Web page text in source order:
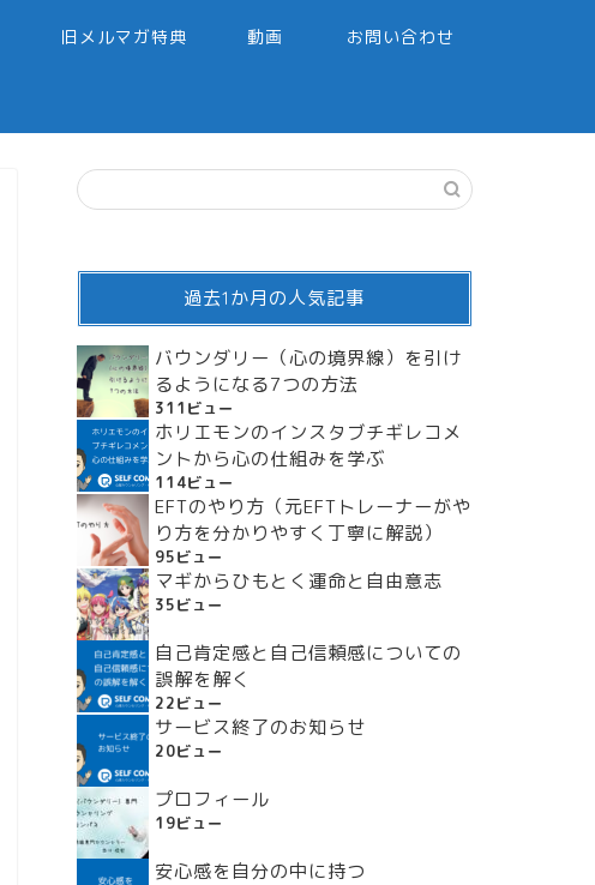
旧メルマガ特典 動画 お問い合わせ
過去1か月の人気記事
バウンダリー（心の境界線）を引け
るようになる7つの方法
311ビュー
ホリエモンのインスタブチギレコメ
ントから心の仕組みを学ぶ
114ビュー
EFTのやり方（元EFTトレーナーがや
り方を分かりやすく丁寧に解説）
95ビュー
マギからひもとく運命と自由意志
35ビュー
自己肯定感と自己信頼感についての
誤解を解く
22ビュー
サービス終了のお知らせ
20ビュー
プロフィール
19ビュー
安心感を自分の中に持つ